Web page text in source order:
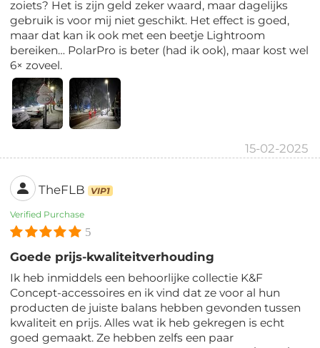
zoiets? Het is zijn geld zeker waard, maar dagelijks
gebruik is voor mij niet geschikt. Het effect is goed,
maar dat kan ik ook met een beetje Lightroom
bereiken… PolarPro is beter (had ik ook), maar kost wel
6× zoveel.
15-02-2025
TheFLB VIP1
Verified Purchase
5
Goede prijs-kwaliteitverhouding
Ik heb inmiddels een behoorlijke collectie K&F
Concept-accessoires en ik vind dat ze voor al hun
producten de juiste balans hebben gevonden tussen
kwaliteit en prijs. Alles wat ik heb gekregen is echt
goed gemaakt. Ze hebben zelfs een paar